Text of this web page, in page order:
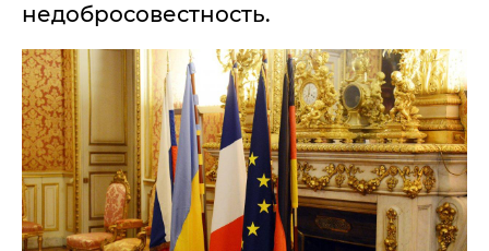
недобросовестность.